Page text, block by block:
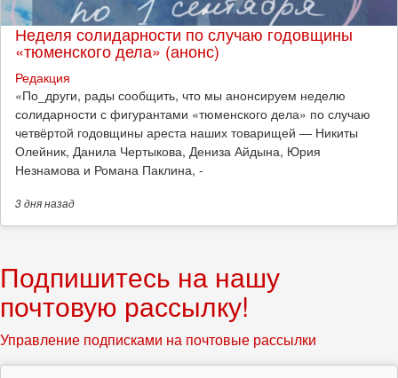
Неделя солидарности по случаю годовщины
«тюменского дела» (анонс)
Редакция
​«По_други, рады сообщить, что мы анонсируем неделю
солидарности с фигурантами «тюменского дела» по случаю
четвёртой годовщины ареста наших товарищей — Никиты
Олейник, Данила Чертыкова, Дениза Айдына, Юрия
Незнамова и Романа Паклина, -
3 дняназад
Подпишитесь на нашу
почтовую рассылку!
Управление подписками на почтовые рассылки